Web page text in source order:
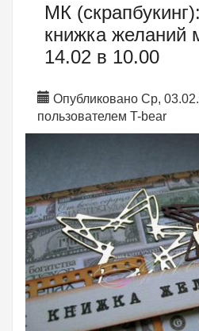
МК
книжка желаний
14.02 в 10.00
Опубликовано Ср,
пользователем T-bear